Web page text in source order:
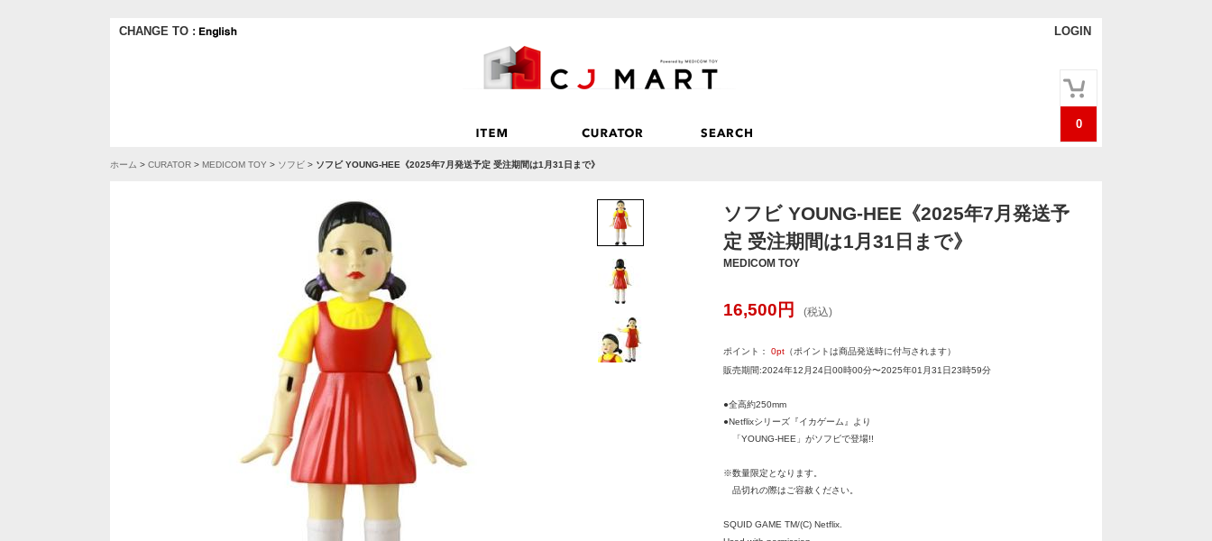
CHANGE TO : LOGIN
0
ホーム > CURATOR > MEDICOM TOY > ソフビ > ソフビ YOUNG-HEE《2025年7月発送予定 受注期間は1月31日まで》
ソフビ YOUNG-HEE《2025年7月発送予
定 受注期間は1月31日まで》
MEDICOM TOY
16,500 円 (税込)
ポイント： 0pt （ポイントは商品発送時に付与されます）
販売期間:2024年12月24日00時00分〜2025年01月31日23時59分
●全高約250mm
●Netflixシリーズ『イカゲーム』より
「YOUNG-HEE」がソフビで登場!!
※数量限定となります。
品切れの際はご容赦ください。
SQUID GAME TM/(C) Netflix.